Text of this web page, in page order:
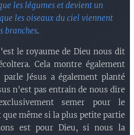
les légumes et devient un
les oiseaux du ciel viennent
branches.
le royaume de Dieu nous dit
Cela montre également
Jésus a également planté
n'est pas entrain de nous dire
semer pour le
même si la plus petite partie
est pour Dieu, si nous la